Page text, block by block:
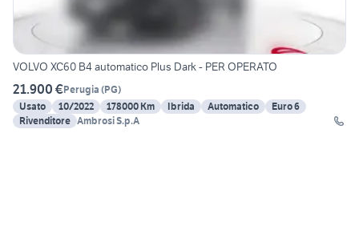
VOLVO XC60 B4 automatico Plus Dark - PER OPERATO
21.900 €Perugia (PG)
Usato
10/2022 178000 Km Ibrida Automatico
Euro 6
Rivenditore Ambrosi S.p.A